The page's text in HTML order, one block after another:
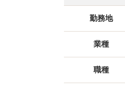
勤務地
業種
職種